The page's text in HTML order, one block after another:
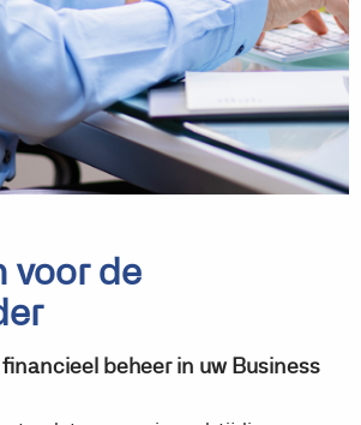
voor de
beheer in uw Business